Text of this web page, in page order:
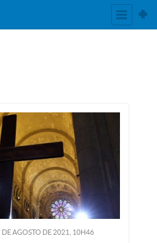
DEAGOSTO DE2021, 10H46